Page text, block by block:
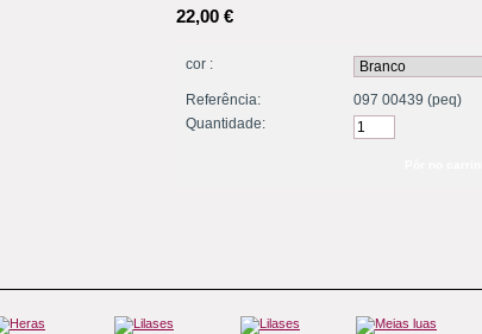
22,00 €
cor :
Referência:
097 00439 (peq)
Quantidade: